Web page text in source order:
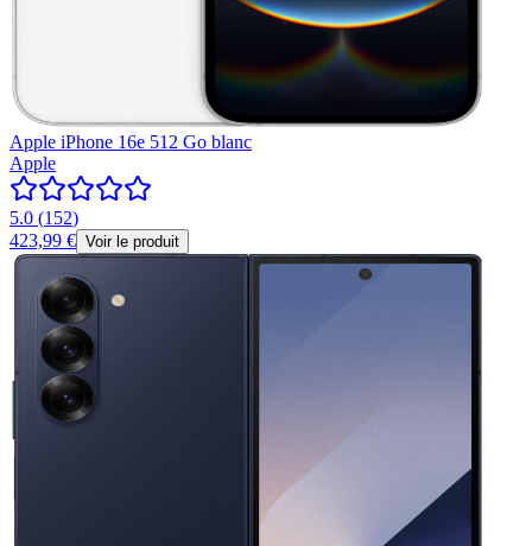
Apple iPhone 16e 512 Go blanc
Apple
5.0 (152)
423,99 € Voir le produit